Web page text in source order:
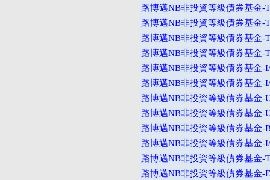
路博邁NB非投資等級債券基金-
路博邁NB非投資等級債券基金-
路博邁NB非投資等級債券基金-
路博邁NB非投資等級債券基金-
路博邁NB非投資等級債券基金-
路博邁NB非投資等級債券基金-
路博邁NB非投資等級債券基金-
路博邁NB非投資等級債券基金-
路博邁NB非投資等級債券基金-
路博邁NB非投資等級債券基金-
路博邁NB非投資等級債券基金-
路博邁NB非投資等級債券基金-